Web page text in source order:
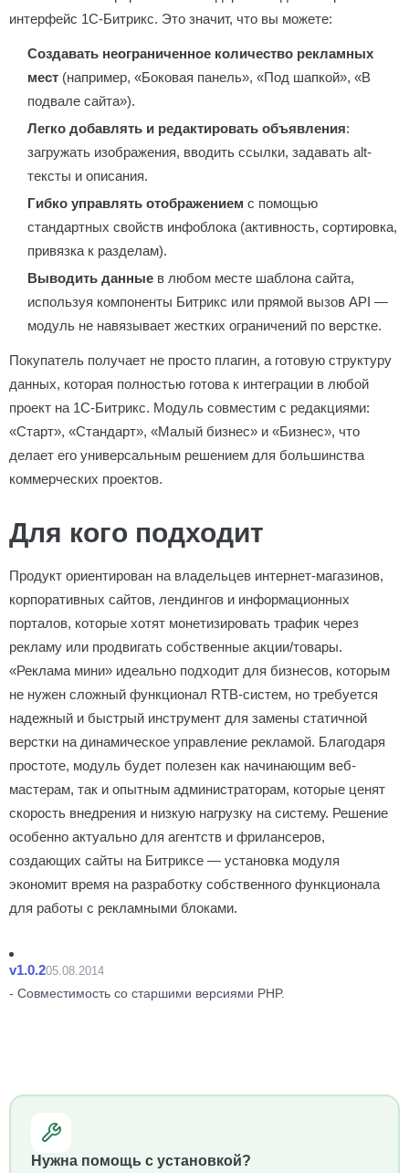
интерфейс 1С-Битрикс. Это значит, что вы можете:
Создавать неограниченное количество рекламных
мест (например, «Боковая панель», «Под шапкой», «В
подвале сайта»).
Легко добавлять и редактировать объявления:
загружать изображения, вводить ссылки, задавать alt-
тексты и описания.
Гибко управлять отображением с помощью
стандартных свойств инфоблока (активность, сортировка,
привязка к разделам).
Выводить данные в любом месте шаблона сайта,
используя компоненты Битрикс или прямой вызов API —
модуль не навязывает жестких ограничений по верстке.
Покупатель получает не просто плагин, а готовую структуру
данных, которая полностью готова к интеграции в любой
проект на 1С-Битрикс. Модуль совместим с редакциями:
«Старт», «Стандарт», «Малый бизнес» и «Бизнес», что
делает его универсальным решением для большинства
коммерческих проектов.
Для кого подходит
Продукт ориентирован на владельцев интернет-магазинов,
корпоративных сайтов, лендингов и информационных
порталов, которые хотят монетизировать трафик через
рекламу или продвигать собственные акции/товары.
«Реклама мини» идеально подходит для бизнесов, которым
не нужен сложный функционал RTB-систем, но требуется
надежный и быстрый инструмент для замены статичной
верстки на динамическое управление рекламой. Благодаря
простоте, модуль будет полезен как начинающим веб-
мастерам, так и опытным администраторам, которые ценят
скорость внедрения и низкую нагрузку на систему. Решение
особенно актуально для агентств и фрилансеров,
создающих сайты на Битриксе — установка модуля
экономит время на разработку собственного функционала
для работы с рекламными блоками.
v1.0.205.08.2014
- Совместимость со старшими версиями PHP.
Нужна помощь с установкой?